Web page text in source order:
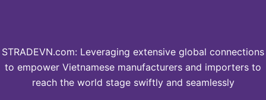
STRADEVN.com: Leveraging extensive global connections
to empower Vietnamese manufacturers and importers to
reach the world stage swiftly and seamlessly